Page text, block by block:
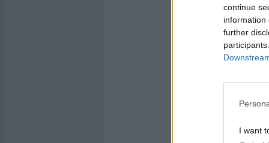
continue
information
further
I want